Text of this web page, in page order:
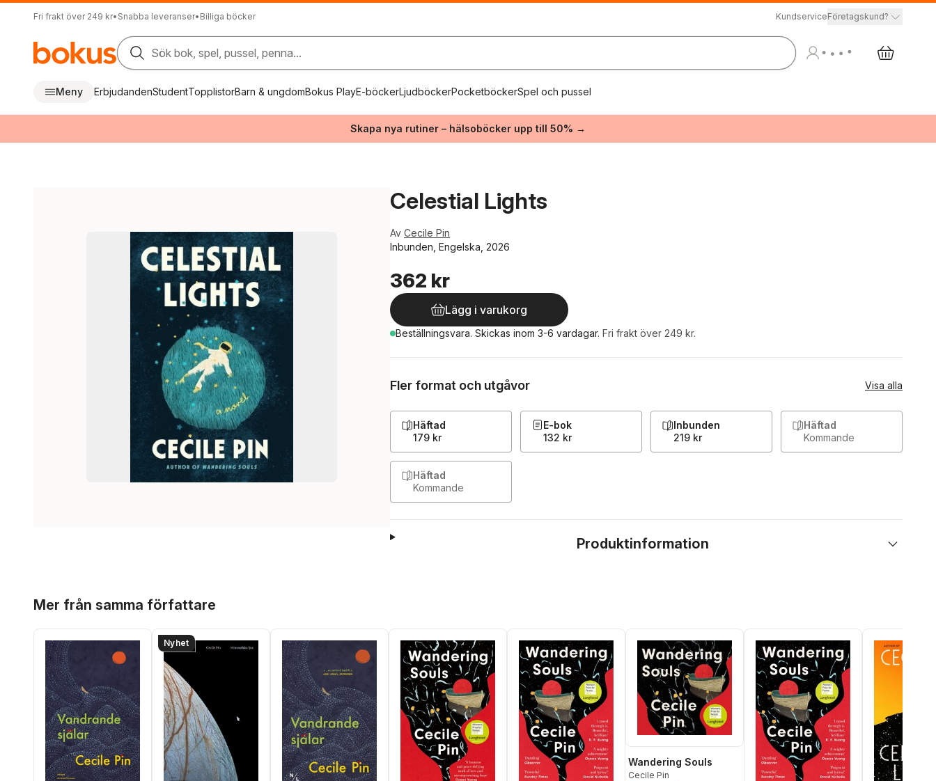
Fri frakt över 249 kr• Snabba leveranser• Billiga böcker KundserviceFöretagskund?
Sök bok, spel, pussel, penna...
Meny ErbjudandenStudentTopplistorBarn & ungdomBokus PlayE-böckerLjudböckerPocketböckerSpel och pussel
Skapa nya rutiner – hälsoböcker upp till 50% →
Celestial Lights
Av Cecile Pin
Inbunden, Engelska, 2026
362 kr
Lägg i varukorg
Beställningsvara. Skickas inom 3-6 vardagar. Fri frakt över 249 kr.
Fler format och utgåvor Visa alla
Häftad
179 kr
E-bok
132 kr
Inbunden
219 kr
Häftad
Kommande
Häftad
Kommande
Produktinformation
Mer från samma författare
Nyhet
Wandering Souls
Cecile Pin